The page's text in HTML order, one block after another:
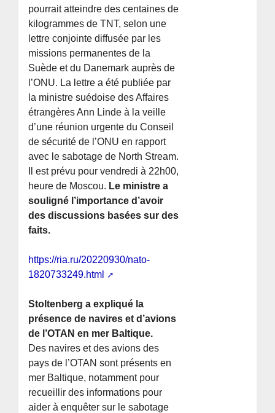
pourrait atteindre des centaines de
kilogrammes de TNT, selon une
lettre conjointe diffusée par les
missions permanentes de la
Suède et du Danemark auprès de
l’ONU. La lettre a été publiée par
la ministre suédoise des Affaires
étrangères Ann Linde à la veille
d’une réunion urgente du Conseil
de sécurité de l’ONU en rapport
avec le sabotage de North Stream.
Il est prévu pour vendredi à 22h00,
heure de Moscou. Le ministre a
souligné l’importance d’avoir
des discussions basées sur des
faits.
https://ria.ru/20220930/nato-
1820733249.html
Stoltenberg a expliqué la
présence de navires et d’avions
de l’OTAN en mer Baltique.
Des navires et des avions des
pays de l’OTAN sont présents en
mer Baltique, notamment pour
recueillir des informations pour
aider à enquêter sur le sabotage